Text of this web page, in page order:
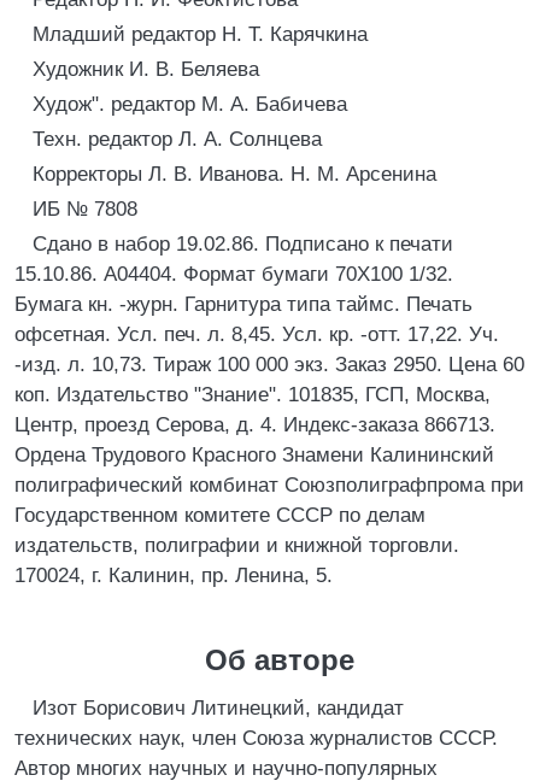
Младший редактор Н. Т. Карячкина
Художник И. В. Беляева
Худож". редактор М. А. Бабичева
Техн. редактор Л. А. Солнцева
Корректоры Л. В. Иванова. Н. М. Арсенина
ИБ № 7808
Сдано в набор 19.02.86. Подписано к печати
15.10.86. А04404. Формат бумаги 70Х100 1/32.
Бумага кн. -журн. Гарнитура типа таймс. Печать
офсетная. Усл. печ. л. 8,45. Усл. кр. -отт. 17,22. Уч.
-изд. л. 10,73. Тираж 100 000 экз. Заказ 2950. Цена 60
коп. Издательство "Знание". 101835, ГСП, Москва,
Центр, проезд Серова, д. 4. Индекс-заказа 866713.
Ордена Трудового Красного Знамени Калининский
полиграфический комбинат Союзполиграфпрома при
Государственном комитете СССР по делам
издательств, полиграфии и книжной торговли.
170024, г. Калинин, пр. Ленина, 5.
Об авторе
Изот Борисович Литинецкий, кандидат
технических наук, член Союза журналистов СССР.
Автор многих научных и научно-популярных